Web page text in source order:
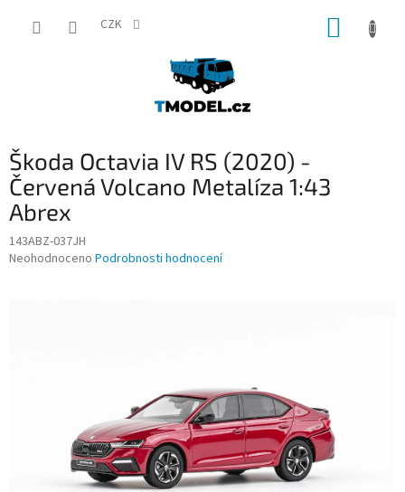
CZK
Škoda Octavia IV RS (2020) -
Červená Volcano Metalíza 1:43
Abrex
143ABZ-037JH
Průměrné
Neohodnoceno Podrobnosti hodnocení